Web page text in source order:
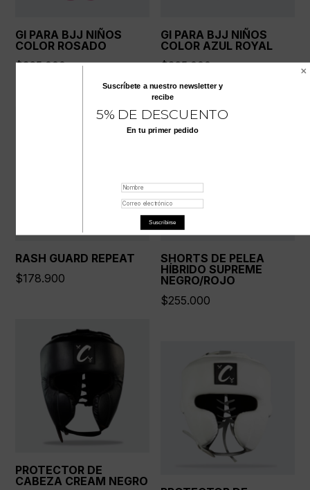
GI PARA BJJ NIÑOS
COLOR ROSADO
$365.000
GI PARA BJJ NIÑOS
COLOR AZUL ROYAL
$365.000
RASH GUARD REPEAT
$178.900
SHORTS DE PELEA
HÍBRIDO SUPREME
NEGRO/ROJO
$255.000
PROTECTOR DE
CABEZA CREAM NEGRO
Suscríbete a nuestro newslettery
recibe
5% DE DESCUENTO
En tu primer pedido
Suscribirse